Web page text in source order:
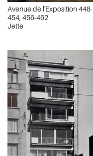
Avenue de l'Exposition 448-
454, 456-462
Jette